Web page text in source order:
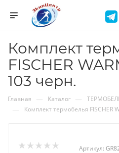
Комплект
FISCHER
103 черн.
Главная — Каталог —
— Комплект термобелья FISCHER
Артикул: